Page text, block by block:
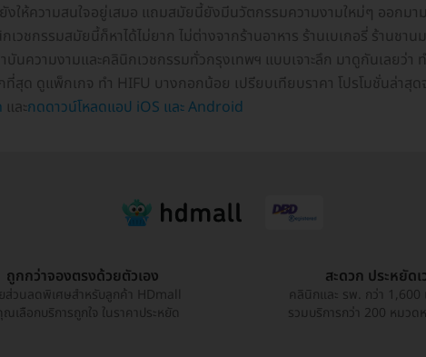
ยังให้ความสนใจอยู่เสมอ แถมสมัยนี้ยังมีนวัตกรรมความงามใหม่ๆ ออก
เวชกรรมสมัยนี้ก็หาได้ไม่ยาก ไม่ต่างจากร้านอาหาร ร้านเบเกอรี่ ร้าน
นความงามและคลินิกเวชกรรมทั่วกรุงเทพฯ แบบเจาะลึก มาดูกันเลยว่
ที่สุด ดูแพ็กเกจ ทำ HIFU บางกอกน้อย เปรียบเทียบราคา โปรโมชั่นล่า
และกดดาวน์โหลดแอป iOS และ Android
ถูกกว่าจองตรงด้วยตัวเอง
ส่วนลดพิเศษสำหรับลูกค้า HDmall
ณเลือกบริการถูกใจ ในราคาประหยัด
สะดวก ประหยัดเ
คลินิกและ รพ. กว่า 1,600
รวมบริการกว่า 200 หมวด